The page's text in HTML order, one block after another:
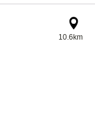
10.6km